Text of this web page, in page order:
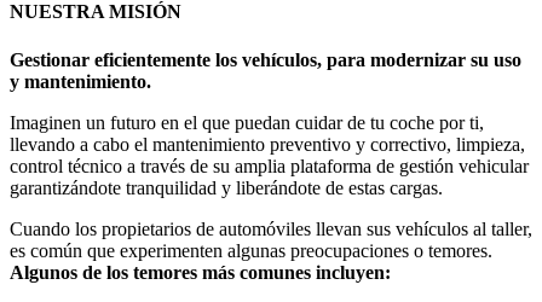
NUESTRA MISIÓN
Gestionar eficientemente los vehículos, para modernizar su uso
y mantenimiento.
Imaginen un futuro en el que puedan cuidar de tu coche por ti,
llevando a cabo el mantenimiento preventivo y correctivo, limpieza,
control técnico a través de su amplia plataforma de gestión vehicular
garantizándote tranquilidad y liberándote de estas cargas.
Cuando los propietarios de automóviles llevan sus vehículos al taller,
es común que experimenten algunas preocupaciones o temores.
Algunos de los temores más comunes incluyen: